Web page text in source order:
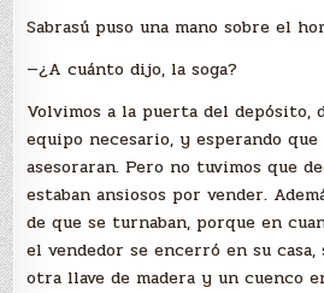
Sabrasú puso una mano sobre el
—¿A cuánto dijo, la soga?
Volvimos a la puerta del depósito,
equipo necesario, y esperando
asesoraran. Pero no tuvimos que
estaban ansiosos por vender.
de que se turnaban, porque en
el vendedor se encerró en su
otra llave de madera y un cuenco